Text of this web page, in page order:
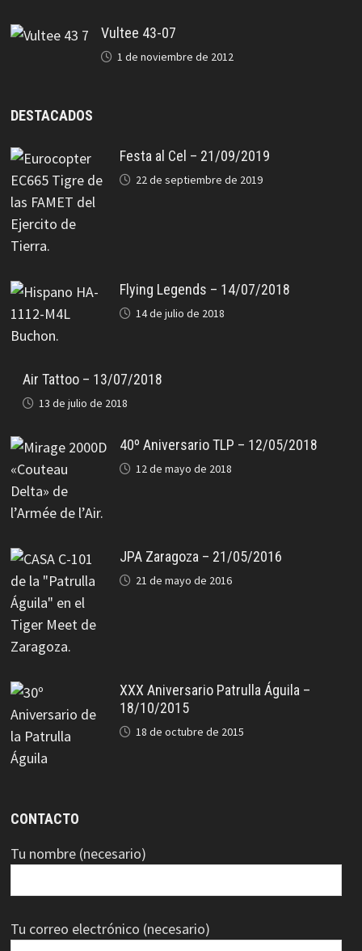
Vultee 43-07
1 de noviembre de 2012
DESTACADOS
Festa al Cel – 21/09/2019
22 de septiembre de 2019
Flying Legends – 14/07/2018
14 de julio de 2018
Air Tattoo – 13/07/2018
13 de julio de 2018
40º Aniversario TLP – 12/05/2018
12 de mayo de 2018
JPA Zaragoza – 21/05/2016
21 de mayo de 2016
XXX Aniversario Patrulla Águila –
18/10/2015
18 de octubre de 2015
CONTACTO
Tu nombre (necesario)
Tu correo electrónico (necesario)